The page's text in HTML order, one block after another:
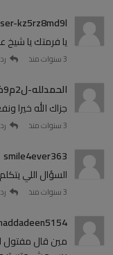
kz5rz8md9l
يا فرمتك يا شيخ
3 سنوات منذ رد
الحمدلله-ل2م9ذ
جزاك الله خيرا
3 سنوات منذ رد
smile4ever363
السؤال اللي
3 سنوات منذ رد
مين قال مفتول